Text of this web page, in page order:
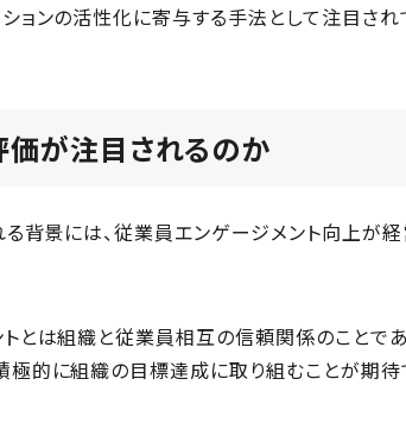
ョンの活性化に寄与する手法として注目され
が注目されるのか
背景には、従業員エンゲージメント向上が経
とは組織と従業員相互の信頼関係のことで
的に組織の目標達成に取り組むことが期待